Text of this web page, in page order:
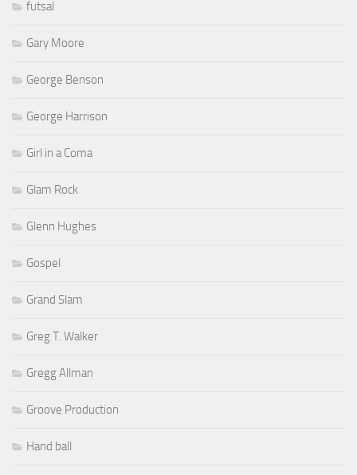
futsal
Gary Moore
George Benson
George Harrison
Girl in a Coma
Glam Rock
Glenn Hughes
Gospel
Grand Slam
Greg T. Walker
Gregg Allman
Groove Production
Hand ball